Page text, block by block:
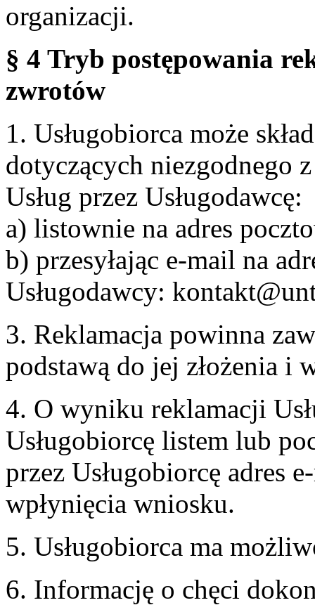
organizacji.
§ 4 Tryb postępowania
zwrotów
1. Usługobiorca może
dotyczących niezgodnego
Usług przez Usługodawcę:
a) listownie na adres
b) przesyłając e-mail na
Usługodawcy:
3. Reklamacja powinna
podstawą do jej złożenia i
4. O wyniku reklamacji
Usługobiorcę listem lub
przez Usługobiorcę adres
wpłynięcia wniosku.
5. Usługobiorca ma
6. Informację o chęci